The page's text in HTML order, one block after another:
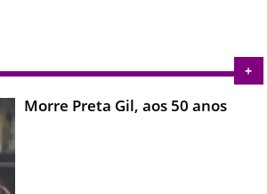
+
Morre Preta Gil, aos 50 anos